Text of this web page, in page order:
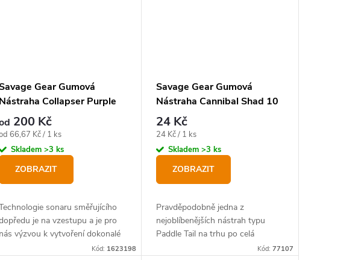
Gear Gumová
Nástraha Collapser Purple
Ghost
200 Kč
66,67 Kč / 1 ks
Skladem >3 ks
ZOBRAZIT
sonaru směřujícího
je na vzestupu a je pro
nás výzvou k vytvoření dokonalé
gumové nástrahy pro tento styl
Kód: 1623198
Savage Gear Gumová
Nástraha Cannibal Shad 10
cm, 9 g
24 Kč
Měrná
cena:
24 Kč / 1 ks
Skladem >3 ks
ZOBRAZIT
Pravděpodobně jedna z
nejoblíbenějších nástrah typu
Paddle Tail na trhu po celá
desetiletí díky úžasné rychlosti
Kód: 77107